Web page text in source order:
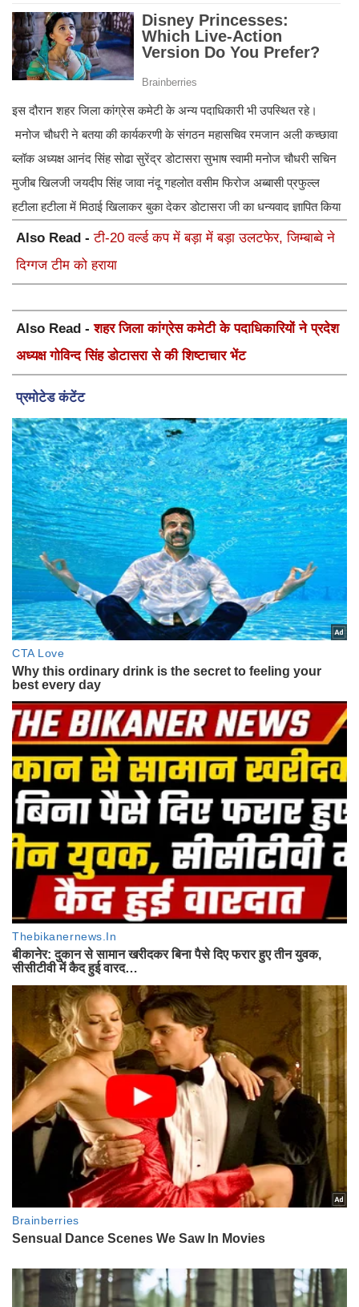
इस दौरान शहर जिला कांग्रेस कमेटी के अन्य पदाधिकारी भी उपस्थित रहे।
मनोज चौधरी ने बतया की कार्यकरणी के संगठन महासचिव रमजान अली कच्छावा
ब्लॉक अध्यक्ष आनंद सिंह सोढा सुरेंद्र डोटासरा सुभाष स्वामी मनोज चौधरी सचिन
मुजीब खिलजी जयदीप सिंह जावा नंदू गहलोत वसीम फिरोज अब्बासी प्रफुल्ल
हटीला हटीला में मिठाई खिलाकर बुका देकर डोटासरा जी का धन्यवाद ज्ञापित किया
Also Read -टी-20 वर्ल्ड कप में बड़ा में बड़ा उलटफेर, जिम्बाब्वे ने
दिग्गज टीम को हराया
Also Read -शहर जिला कांग्रेस कमेटी के पदाधिकारियों ने प्रदेश
अध्यक्ष गोविन्द सिंह डोटासरा से की शिष्टाचार भेंट